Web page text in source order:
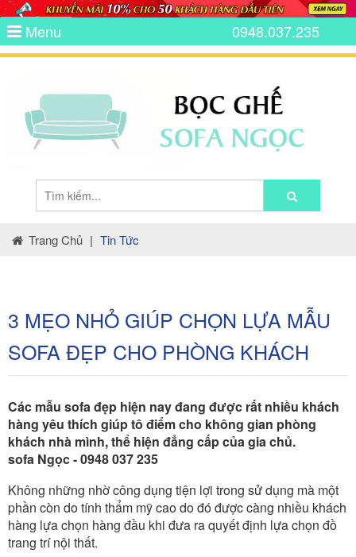
Menu 0948.037.235
Trang Chủ | Tin Tức
3 MẸO NHỎ GIÚP CHỌN LỰA MẪU
SOFA ĐẸP CHO PHÒNG KHÁCH
Các mẫu sofa đẹp hiện nay đang được rất nhiều khách
hàng yêu thích giúp tô điểm cho không gian phòng
khách nhà mình, thể hiện đẳng cấp của gia chủ.
sofa Ngọc - 0948 037 235
Không những nhờ công dụng tiện lợi trong sử dụng mà một
phần còn do tính thẩm mỹ cao do đó được càng nhiều khách
hàng lựa chọn hàng đầu khi đưa ra quyết định lựa chọn đồ
trang trí nội thất.